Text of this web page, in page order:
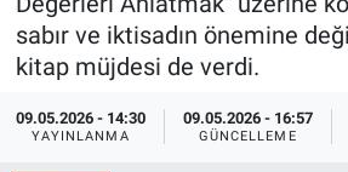
sabır ve iktisadın önemine
kitap müjdesi de verdi.
09.05.2026 - 14:30
YAYINLANMA
09.05.2026 - 16:57
GÜNCELLEME
Yerel Haber
Politika
SPOR